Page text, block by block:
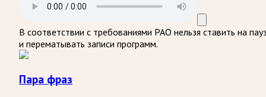
В соответствии с требованиями РАО нельзя ставить на
и перематывать записи программ.
Пара фраз